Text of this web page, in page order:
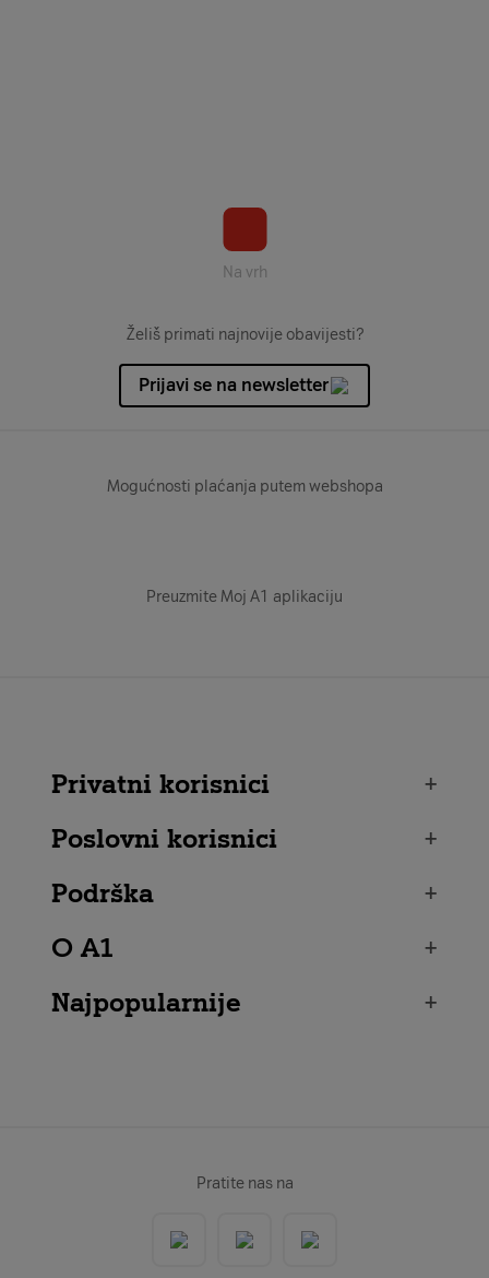
Na vrh
Želiš primati najnovije obavijesti?
Prijavi se na newsletter
Mogućnosti plaćanja putem webshopa
Preuzmite Moj A1 aplikaciju
Privatni korisnici
+
Poslovni korisnici
+
Podrška
+
O A1
+
Najpopularnije
+
Pratite nas na